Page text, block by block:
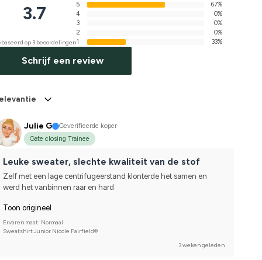
3.7
op 3 beoordelingen
5
67%
4
0%
3
0%
2
0%
1
33%
Schrijf een review
Julie G
Geverifieerde koper
Gate closing Trainee
Leuke sweater, slechte kwaliteit van de stof
Zelf met een lage centrifugeerstand klonterde het samen en
werd het vanbinnen raar en hard
Toon origineel
Ervaren maat: Normaal
Sweatshirt Junior Nicole Fairfield®
3 weken geleden